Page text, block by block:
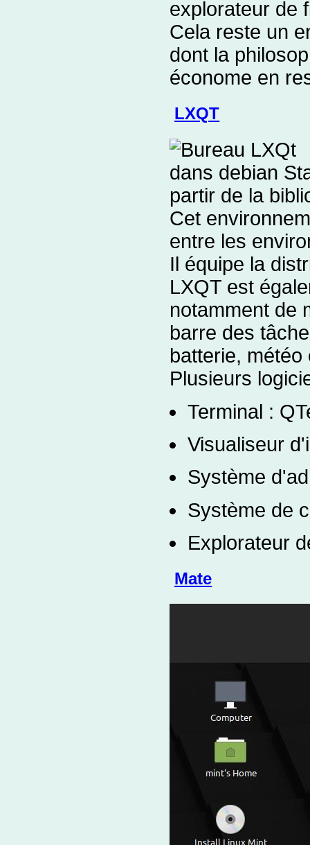
explorateur de
Cela reste un
dont la
économe en
LXQT
partir de la
Cet
entre les
Il équipe la
LXQT est
notamment de
barre des
batterie, météo
Plusieurs
Terminal :
Visualiseur
Système
Système de
Explorateur
Mate